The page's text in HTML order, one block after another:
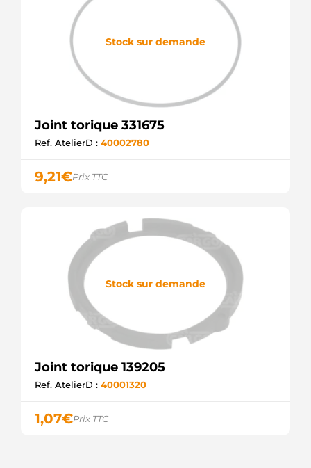
Stock sur demande
Joint torique 331675
Ref. AtelierD : 40002780
9,21€Prix TTC
Stock sur demande
Joint torique 139205
Ref. AtelierD : 40001320
1,07€Prix TTC